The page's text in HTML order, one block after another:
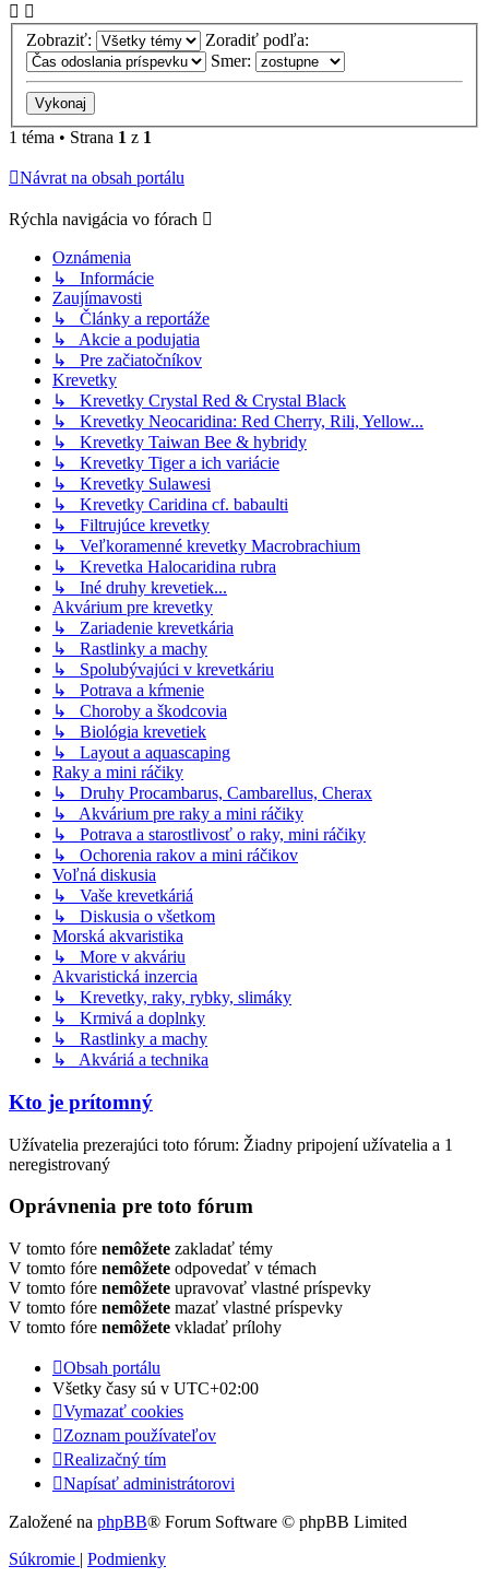
Zobraziť:
Zoradiť podľa:
Smer:
1 téma • Strana 1 z 1
Návrat na obsah portálu
Rýchla navigácia vo fórach
Oznámenia
↳ Informácie
Zaujímavosti
↳ Články a reportáže
↳ Akcie a podujatia
↳ Pre začiatočníkov
Krevetky
↳ Krevetky Crystal Red & Crystal Black
↳ Krevetky Neocaridina: Red Cherry, Rili, Yellow...
↳ Krevetky Taiwan Bee & hybridy
↳ Krevetky Tiger a ich variácie
↳ Krevetky Sulawesi
↳ Krevetky Caridina cf. babaulti
↳ Filtrujúce krevetky
↳ Veľkoramenné krevetky Macrobrachium
↳ Krevetka Halocaridina rubra
↳ Iné druhy krevetiek...
Akvárium pre krevetky
↳ Zariadenie krevetkária
↳ Rastlinky a machy
↳ Spolubývajúci v krevetkáriu
↳ Potrava a kŕmenie
↳ Choroby a škodcovia
↳ Biológia krevetiek
↳ Layout a aquascaping
Raky a mini ráčiky
↳ Druhy Procambarus, Cambarellus, Cherax
↳ Akvárium pre raky a mini ráčiky
↳ Potrava a starostlivosť o raky, mini ráčiky
↳ Ochorenia rakov a mini ráčikov
Voľná diskusia
↳ Vaše krevetkáriá
↳ Diskusia o všetkom
Morská akvaristika
↳ More v akváriu
Akvaristická inzercia
↳ Krevetky, raky, rybky, slimáky
↳ Krmivá a doplnky
↳ Rastlinky a machy
↳ Akváriá a technika
Kto je prítomný
Užívatelia prezerajúci toto fórum: Žiadny pripojení užívatelia a 1
neregistrovaný
Oprávnenia pre toto fórum
V tomto fóre nemôžete zakladať témy
V tomto fóre nemôžete odpovedať v témach
V tomto fóre nemôžete upravovať vlastné príspevky
V tomto fóre nemôžete mazať vlastné príspevky
V tomto fóre nemôžete vkladať prílohy
Obsah portálu
Všetky časy sú v UTC+02:00
Vymazať cookies
Zoznam používateľov
Realizačný tím
Napísať administrátorovi
Založené na phpBB® Forum Software © phpBB Limited
Súkromie | Podmienky